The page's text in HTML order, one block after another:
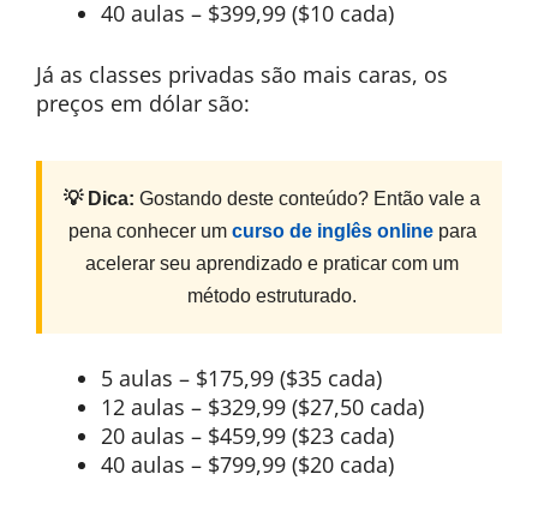
40 aulas – $399,99 ($10 cada)
Já as classes privadas são mais caras, os
preços em dólar são:
💡 Dica: Gostando deste conteúdo? Então vale a
pena conhecer um curso de inglês onlinepara
acelerar seu aprendizado e praticar com um
método estruturado.
5 aulas – $175,99 ($35 cada)
12 aulas – $329,99 ($27,50 cada)
20 aulas – $459,99 ($23 cada)
40 aulas – $799,99 ($20 cada)